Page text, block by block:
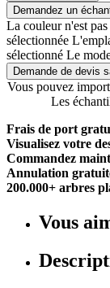
Demandez un
La couleur n'est
sélectionnée
sélectionné Le
Demande de devis
Vous pouvez
Les
Frais de port
Visualisez votre
Commandez
Annulation
200.000+ arbres
Vous